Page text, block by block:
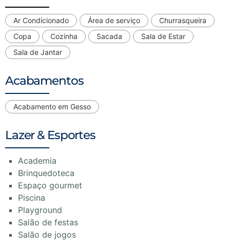
Ar Condicionado Área de serviço
Churrasqueira
Copa
Cozinha Sacada
Sala de Estar
Sala de Jantar
Acabamentos
Acabamento em Gesso
Lazer & Esportes
Academia
Brinquedoteca
Espaço gourmet
Piscina
Playground
Salão de festas
Salão de jogos